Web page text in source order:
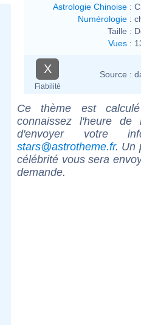
Astrologie Chinoise :
Numérologie :
Taille :
Vues :
X
Fiabilité
Source :
Ce thème est
connaissez l'heure de
d'envoyer votre
stars@astrotheme.fr. Un
célébrité vous sera
demande.